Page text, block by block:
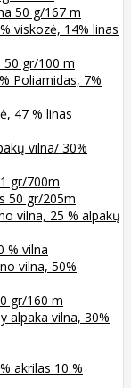
50 g/167 m
viskozė, 14% linas
50 gr/100 m
Poliamidas, 7%
47 % linas
vilna/ 30%
gr/700m
50 gr/205m
vilna, 25 % alpakų
% vilna
vilna, 50%
gr/160 m
alpaka vilna, 30%
akrilas 10 %